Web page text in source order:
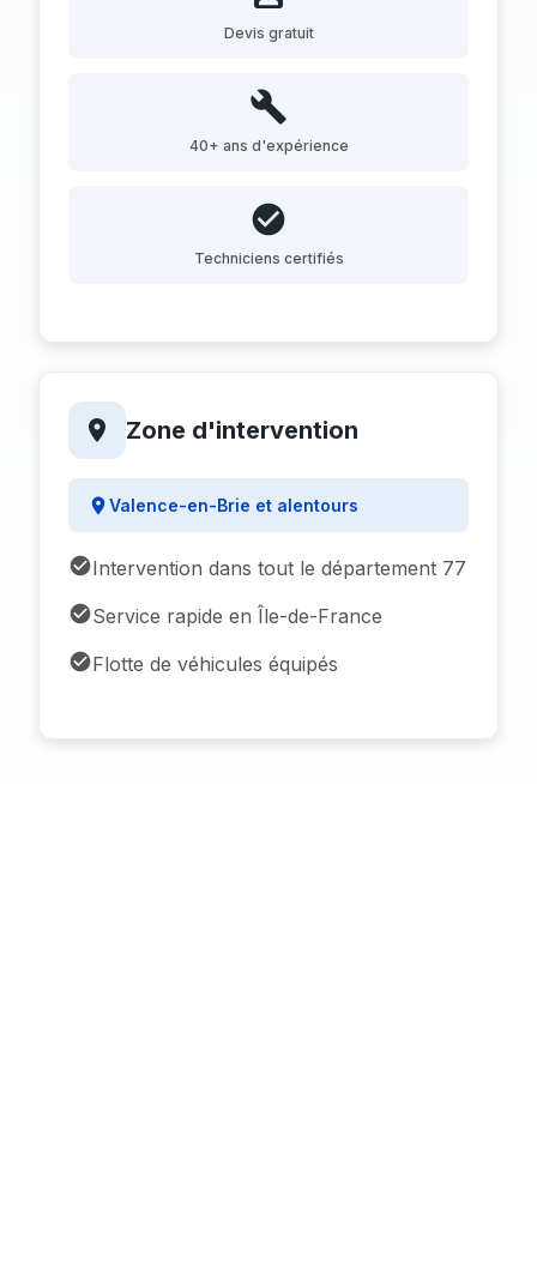
Devis gratuit
40+ ans d'expérience
Techniciens certifiés
Zone d'intervention
Valence-en-Brie et alentours
Intervention dans tout le département 77
Service rapide en Île-de-France
Flotte de véhicules équipés